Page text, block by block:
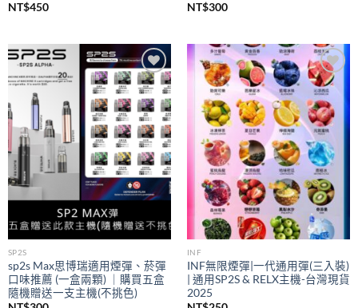
NT$450
NT$300
Add to
wishlist
SP2S
sp2s Max思博瑞適用煙彈、菸彈
口味推薦 (一盒兩顆) ｜購買五盒
隨機贈送一支主機(不挑色)
Add to
wishlist
INF
INF無限煙彈|一代通用彈(三入裝)
| 通用SP2S & RELX主機-台灣現貨
2025